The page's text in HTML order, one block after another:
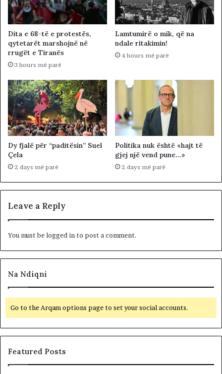
Dita e 68-të e protestës,
qytetarët marshojnë në
rrugët e Tiranës
3 hours më parë
Lamtumirë o mik, që na
ndale ritakimin!
4 hours më parë
Dy fjalë për “paditësin” Suel
Çela
2 days më parë
Politika nuk është «hajt të
gjej një vend pune…»
2 days më parë
Leave a Reply
You must belogged into post a comment.
Na Ndiqni
Go to the Arqam options page to set your social accounts.
Featured Posts